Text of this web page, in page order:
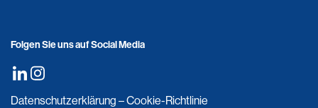
Folgen Sie uns auf Social Media
Datenschutzerklärung –Cookie-Richtlinie